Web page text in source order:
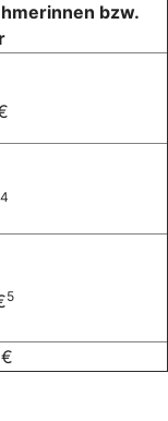
bzw.
4
5